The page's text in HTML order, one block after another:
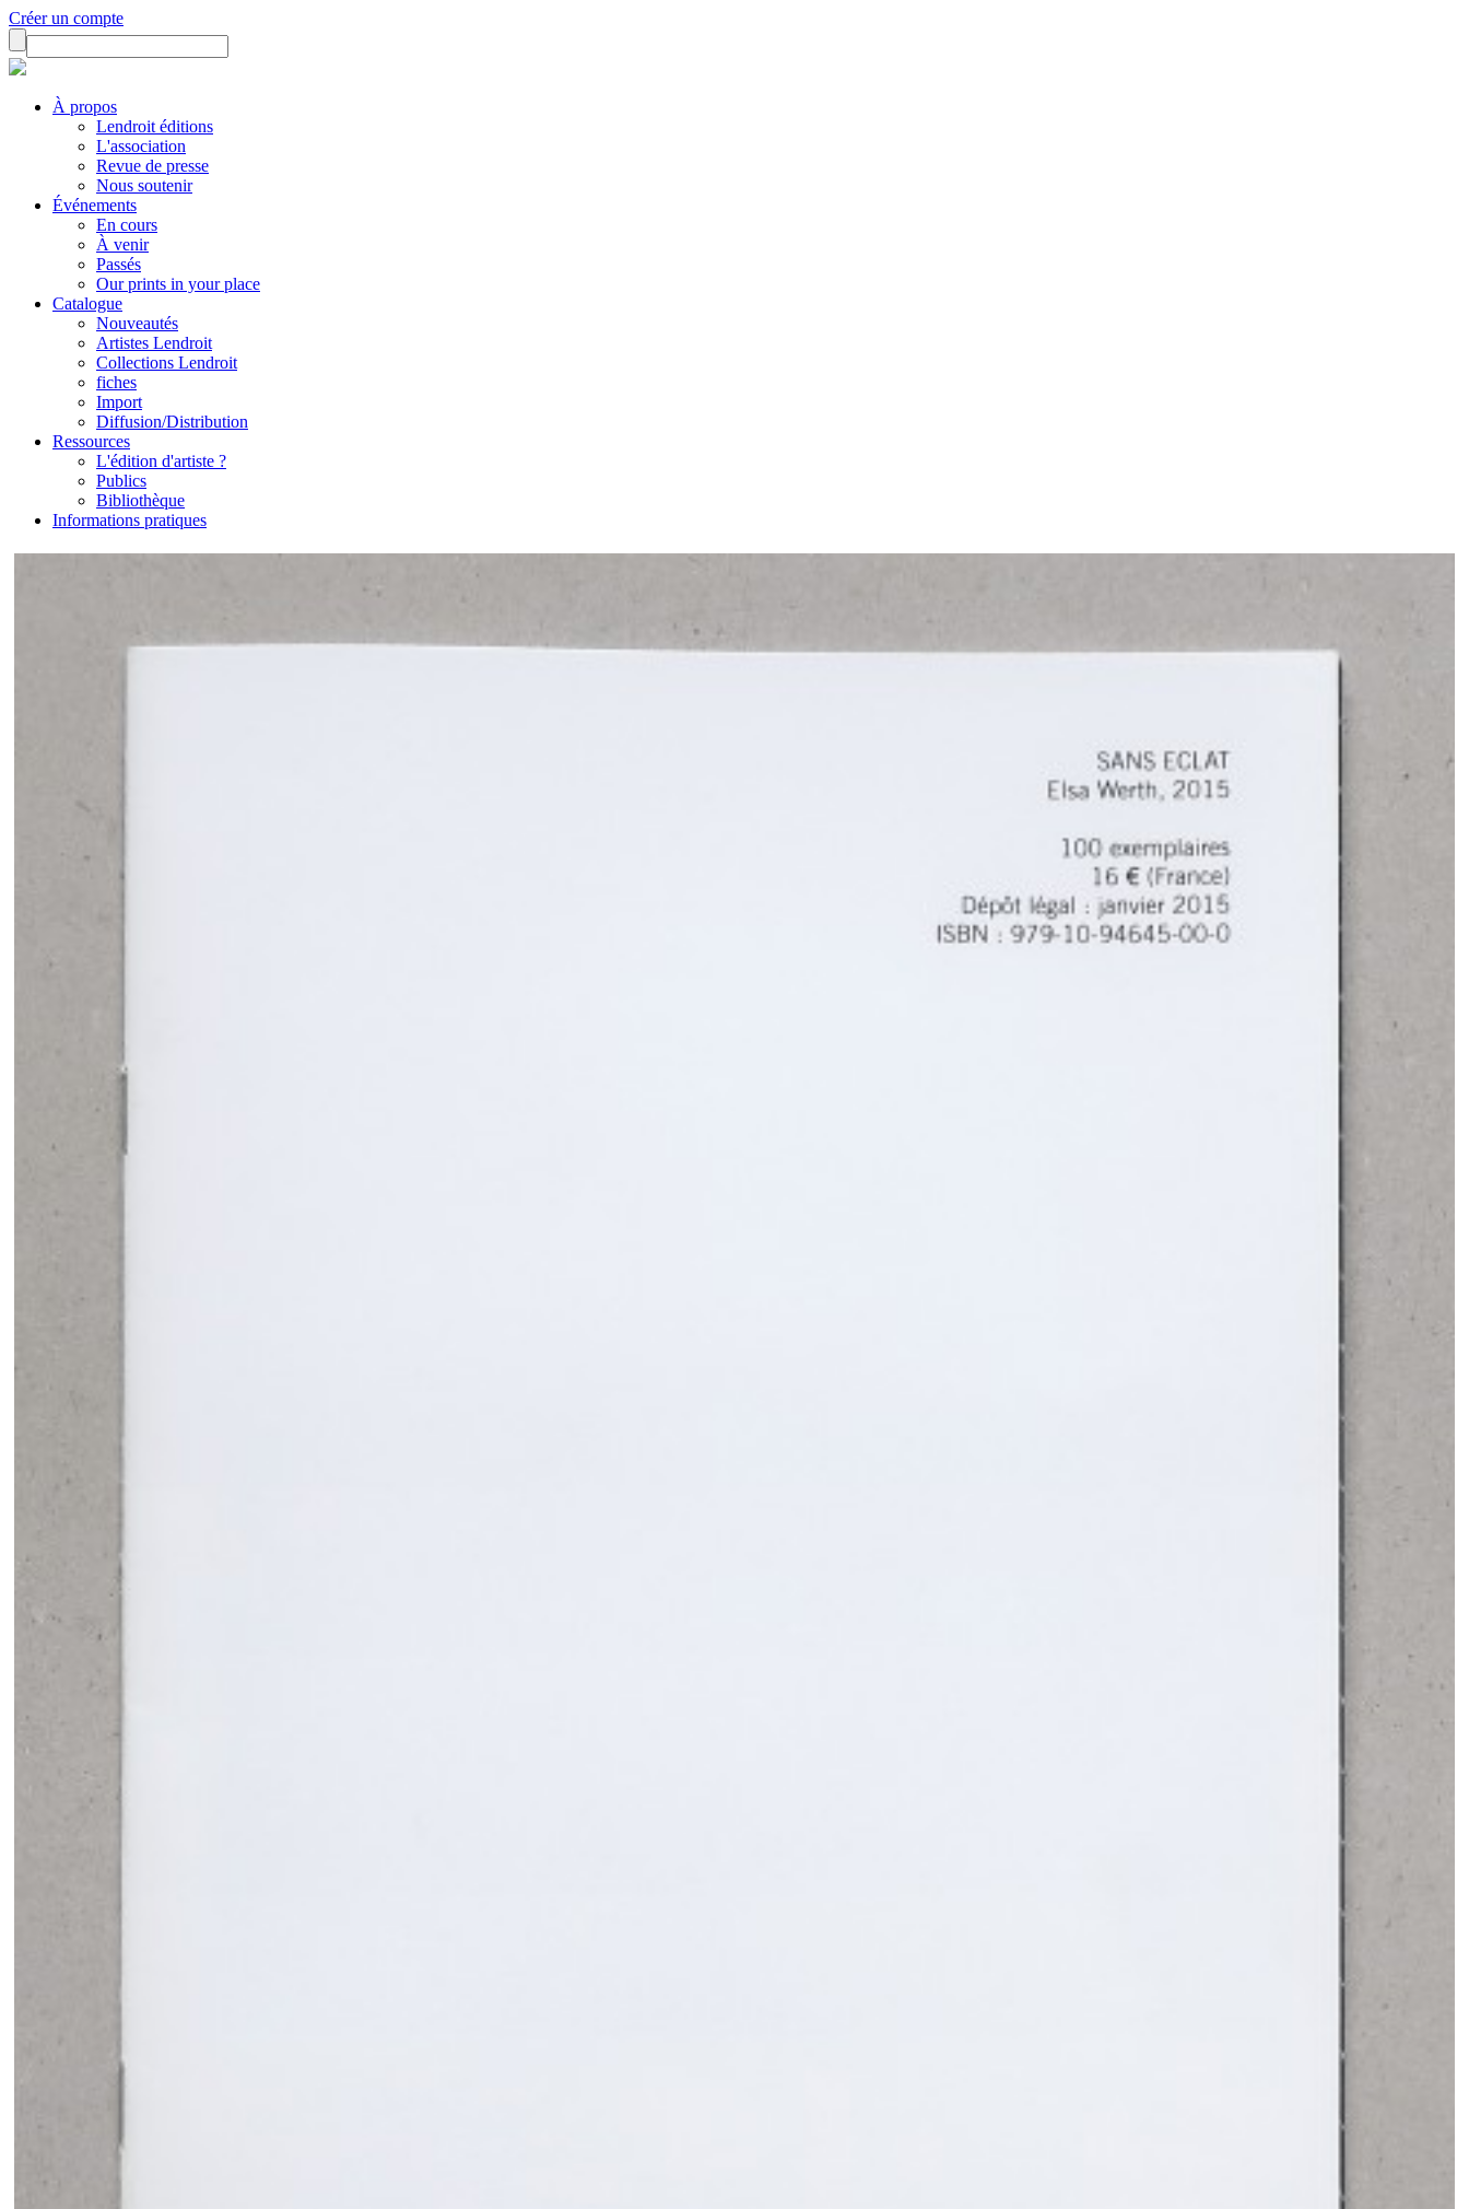
Créer un compte
À propos
Lendroit éditions
L'association
Revue de presse
Nous soutenir
Événements
En cours
À venir
Passés
Our prints in your place
Catalogue
Nouveautés
Artistes Lendroit
Collections Lendroit
fiches
Import
Diffusion/Distribution
Ressources
L'édition d'artiste ?
Publics
Bibliothèque
Informations pratiques